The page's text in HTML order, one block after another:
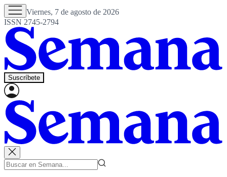
Viernes, 7 de agosto de 2026
ISSN 2745-2794
Suscríbete